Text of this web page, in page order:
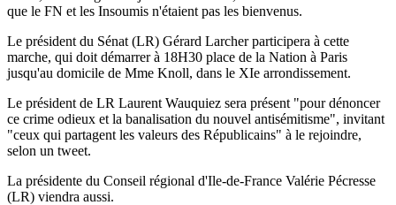
que le FN et les Insoumis n'étaient pas les bienvenus.
Le président du Sénat (LR) Gérard Larcher participera à cette
marche, qui doit démarrer à 18H30 place de la Nation à Paris
jusqu'au domicile de Mme Knoll, dans le XIe arrondissement.
Le président de LR Laurent Wauquiez sera présent "pour dénoncer
ce crime odieux et la banalisation du nouvel antisémitisme", invitant
"ceux qui partagent les valeurs des Républicains" à le rejoindre,
selon un tweet.
La présidente du Conseil régional d'Ile-de-France Valérie Pécresse
(LR) viendra aussi.